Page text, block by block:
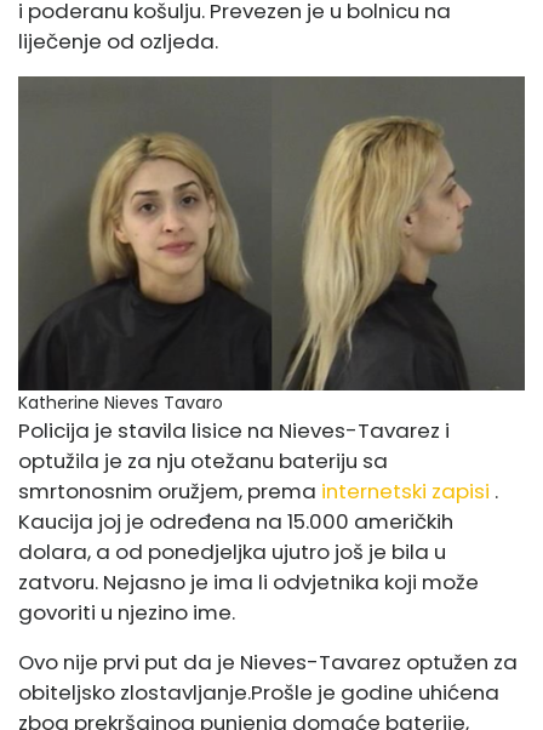
i poderanu košulju. Prevezen je u bolnicu na
liječenje od ozljeda.
Katherine Nieves Tavaro
Policija je stavila lisice na Nieves-Tavarez i
optužila je za nju otežanu bateriju sa
smrtonosnim oružjem, prema internetski zapisi .
Kaucija joj je određena na 15.000 američkih
dolara, a od ponedjeljka ujutro još je bila u
zatvoru. Nejasno je ima li odvjetnika koji može
govoriti u njezino ime.
Ovo nije prvi put da je Nieves-Tavarez optužen za
obiteljsko zlostavljanje.Prošle je godine uhićena
zbog prekršajnog punjenja domaće baterije,